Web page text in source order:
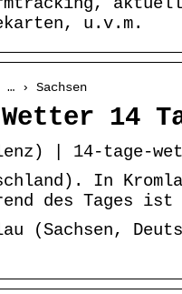
u.v.m.
› Sachsen
14
| 14-tage-
In
des Tages ist
(Sachsen,